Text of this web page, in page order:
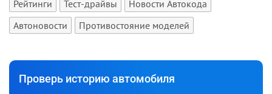
Рейтинги
Тест-драйвы
Новости Автокода
Автоновости
Противостояние моделей
Проверь историю автомобиля